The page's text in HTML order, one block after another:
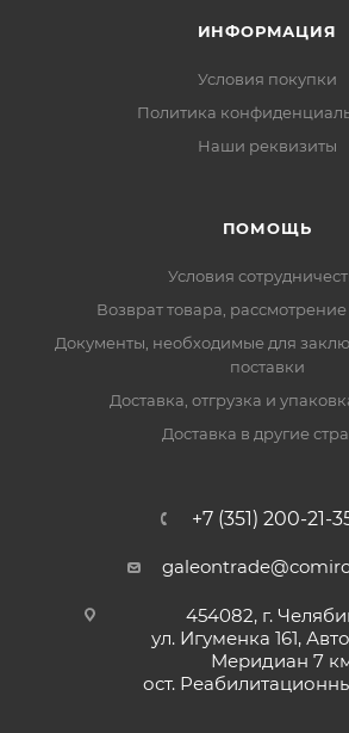
ИНФОРМАЦИЯ
Условия покупки
Политика
Наши реквизиты
ПОМОЩЬ
Условия
Возврат товара,
Документы, необходимые для
поставки
Доставка, отгрузка и
Доставка в другие
+7 (351) 200-21-
454082, г.
ул. Игуменка 161,
Меридиан 7
ост.